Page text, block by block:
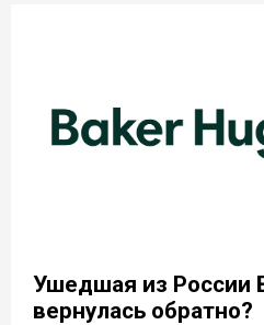
Ушедшая из России
вернулась обратно?